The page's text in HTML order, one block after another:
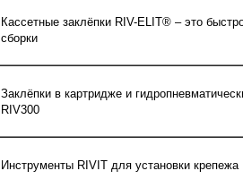
Кассетные заклёпки RIV-ELIT® – это
сборки
Заклёпки в картридже и
RIV300
Инструменты RIVIT для установки крепежа